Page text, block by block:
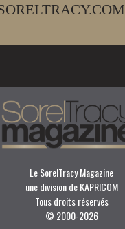
Le SorelTracy Magazine
une division de KAPRICOM
Tous droits réservés
© 2000-2026